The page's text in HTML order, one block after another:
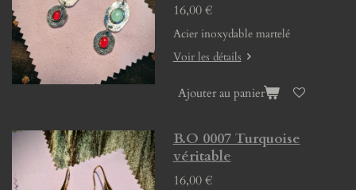
16,00 €
Acier inoxydable martelé
Voir les détails
Ajouter au panier
B.O 0007 Turquoise
véritable
16,00 €